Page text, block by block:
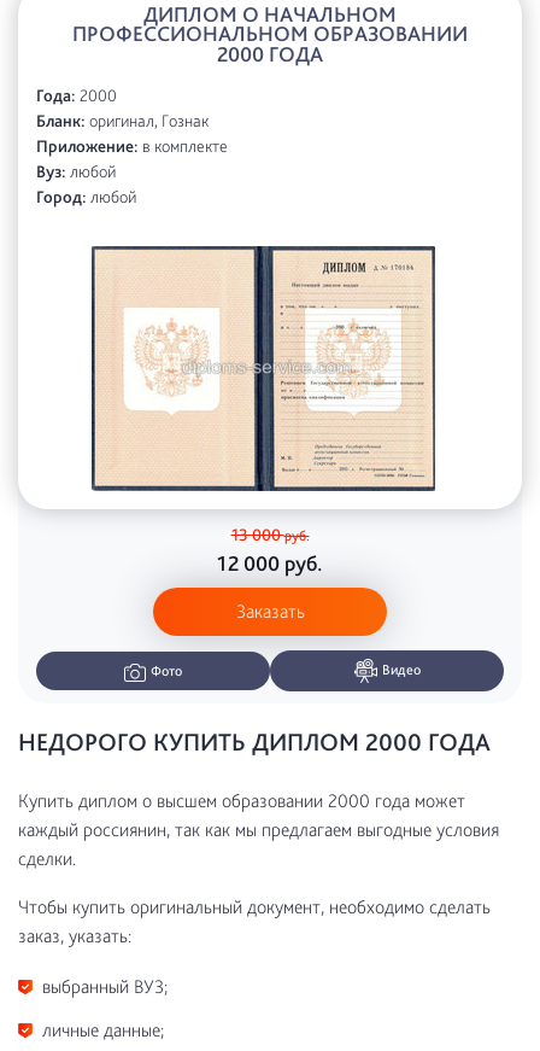
ДИПЛОМ О НАЧАЛЬНОМ
ПРОФЕССИОНАЛЬНОМ ОБРАЗОВАНИИ
2000 ГОДА
Года: 2000
Бланк: оригинал, Гознак
Приложение: в комплекте
Вуз: любой
Город: любой
13 000руб.
12 000 руб.
Заказать
Фото Видео
НЕДОРОГО КУПИТЬ ДИПЛОМ 2000 ГОДА
Купить диплом о высшем образовании 2000 года может
каждый россиянин, так как мы предлагаем выгодные условия
сделки.
Чтобы купить оригинальный документ, необходимо сделать
заказ, указать:
выбранный ВУЗ;
личные данные;